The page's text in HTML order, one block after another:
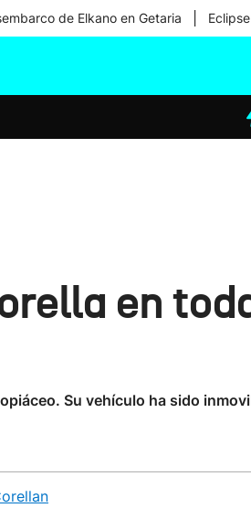
de Elkano en Getaria
en
Su vehículo ha sido